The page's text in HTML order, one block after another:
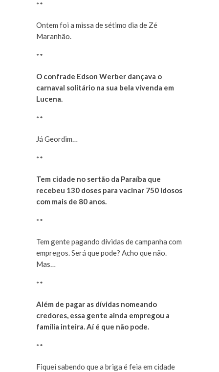
**
Ontem foi a missa de sétimo dia de Zé
Maranhão.
**
O confrade Edson Werber dançava o
carnaval solitário na sua bela vivenda em
Lucena.
**
Já Geordim…
**
Tem cidade no sertão da Paraíba que
recebeu 130 doses para vacinar 750 idosos
com mais de 80 anos.
**
Tem gente pagando dívidas de campanha com
empregos. Será que pode? Acho que não.
Mas…
**
Além de pagar as dívidas nomeando
credores, essa gente ainda empregou a
família inteira. Aí é que não pode.
**
Fiquei sabendo que a briga é feia em cidade